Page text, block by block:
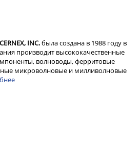
CERNEX, INC.была создана в 1988 году в
производит высококачественные
волноводы, ферритовые
микроволновые и милливолновые